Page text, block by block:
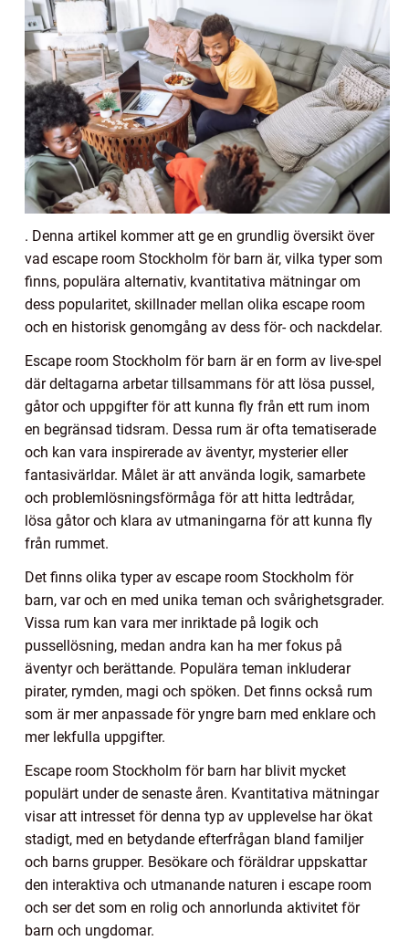
. Denna artikel kommer att ge en grundlig översikt över
vad escape room Stockholm för barn är, vilka typer som
finns, populära alternativ, kvantitativa mätningar om
dess popularitet, skillnader mellan olika escape room
och en historisk genomgång av dess för- och nackdelar.
Escape room Stockholm för barn är en form av live-spel
där deltagarna arbetar tillsammans för att lösa pussel,
gåtor och uppgifter för att kunna fly från ett rum inom
en begränsad tidsram. Dessa rum är ofta tematiserade
och kan vara inspirerade av äventyr, mysterier eller
fantasivärldar. Målet är att använda logik, samarbete
och problemlösningsförmåga för att hitta ledtrådar,
lösa gåtor och klara av utmaningarna för att kunna fly
från rummet.
Det finns olika typer av escape room Stockholm för
barn, var och en med unika teman och svårighetsgrader.
Vissa rum kan vara mer inriktade på logik och
pussellösning, medan andra kan ha mer fokus på
äventyr och berättande. Populära teman inkluderar
pirater, rymden, magi och spöken. Det finns också rum
som är mer anpassade för yngre barn med enklare och
mer lekfulla uppgifter.
Escape room Stockholm för barn har blivit mycket
populärt under de senaste åren. Kvantitativa mätningar
visar att intresset för denna typ av upplevelse har ökat
stadigt, med en betydande efterfrågan bland familjer
och barns grupper. Besökare och föräldrar uppskattar
den interaktiva och utmanande naturen i escape room
och ser det som en rolig och annorlunda aktivitet för
barn och ungdomar.